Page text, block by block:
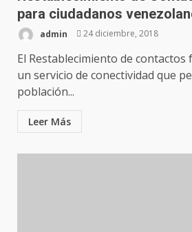
para ciudadanos
admin 24 diciembre, 2018
El Restablecimiento de contactos
un servicio de conectividad que
población...
Leer Más